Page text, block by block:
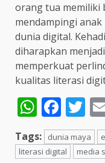
orang tua memiliki
mendampingi
dunia digital.
diharapkan
memperkuat
kualitas literasi
Tags: dunia maya
literasi digital
media